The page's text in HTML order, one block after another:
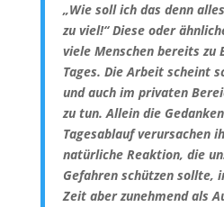
„Wie soll ich das denn
zu viel!“ Diese oder
viele Menschen bereits zu
Tages. Die Arbeit scheint
und auch im privaten
zu tun. Allein die
Tagesablauf verursachen
natürliche Reaktion, die
Gefahren schützen sollte,
Zeit aber zunehmend als